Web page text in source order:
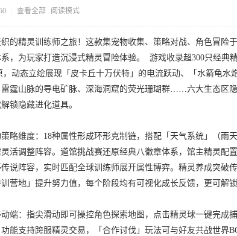
查看全部 阅读模式
的精灵训练师之旅！这款集宠物收集、策略对战、角色冒险
，为玩家打造沉浸式精灵冒险体验。 游戏收录超300只经典
，动态立绘展现「皮卡丘十万伏特」的电流跃动、「水箭龟
霆山脉的导电矿脉、深海洞窟的荧光珊瑚群……六大生态区
锁隐藏进化道具。
略维度：18种属性形成环形克制链，搭配「天气系统」（雨
活调整阵容。道馆挑战赛还原经典八徽章体系，馆主精灵配
说阵容，实时匹配全球训练师展开属性博弈。精灵养成突破
营地」提升努力值，每个阶段均有可视化成长反馈，更可解
端：指尖滑动即可操控角色探索地图，点击精灵球一键完成
能支持跨服精灵交易，「合作讨伐」玩法可与好友共战世界